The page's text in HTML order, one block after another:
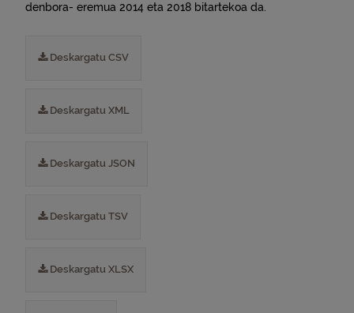
denbora- eremua 2014 eta 2018 bitartekoa da.
Deskargatu CSV
Deskargatu XML
Deskargatu JSON
Deskargatu TSV
Deskargatu XLSX